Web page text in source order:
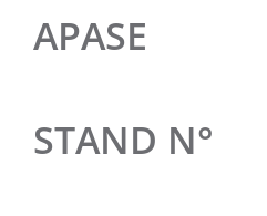
APASE
STAND N°